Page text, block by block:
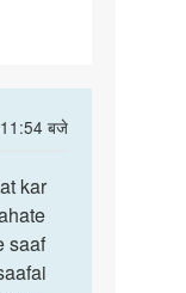
बजे
kar
saaf